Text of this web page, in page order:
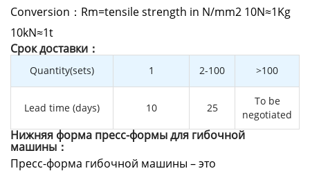
Conversion：Rm=tensile strength in N/mm2 10N≈1Kg
10kN≈1t
Cрок доставки：
Quantity(sets) 1 2-100 >100
Lead time (days) 10 25
To be
negotiated
Нижняя форма пресс-формы для гибочной
машины：
Пресс-форма гибочной машины – это